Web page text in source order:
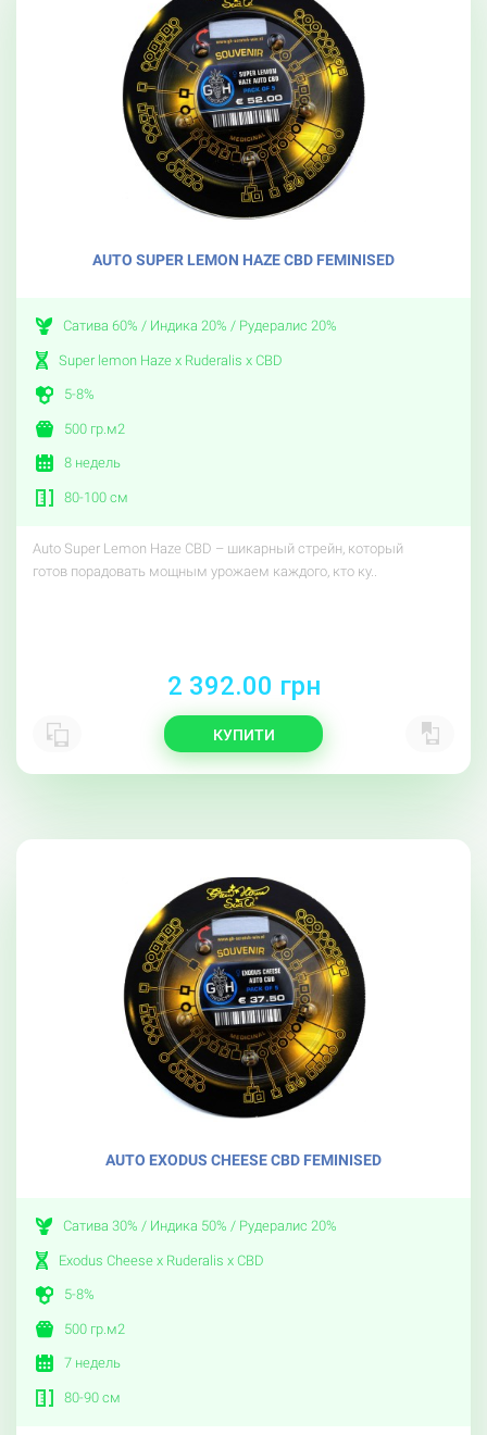
AUTO SUPER LEMON HAZE CBD FEMINISED
Сатива 60% / Индика 20% / Рудералис 20%
Super lemon Haze x Ruderalis x CBD
5-8%
500 гр.м2
8 недель
80-100 см
Auto Super Lemon Haze CBD – шикарный стрейн, который
готов порадовать мощным урожаем каждого, кто ку..
2 392.00 грн
КУПИТИ
AUTO EXODUS CHEESE CBD FEMINISED
Сатива 30% / Индика 50% / Рудералис 20%
Exodus Cheese x Ruderalis x CBD
5-8%
500 гр.м2
7 недель
80-90 см